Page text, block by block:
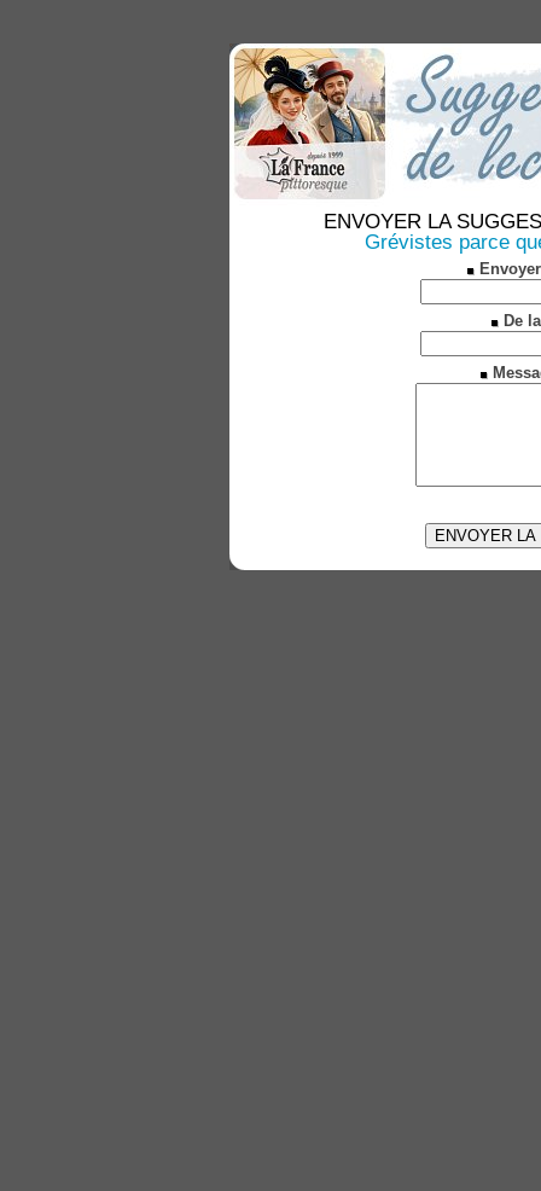
ENVOYER LA
Grévistes parce
De